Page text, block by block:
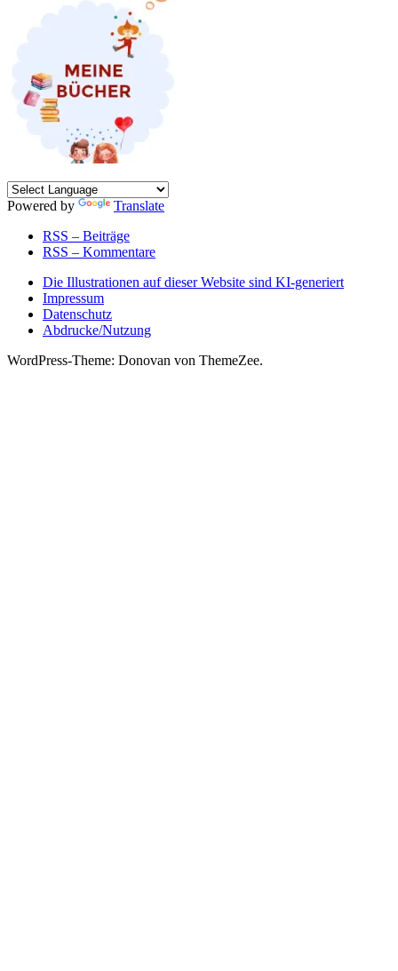
Powered by
Translate
RSS – Beiträge
RSS – Kommentare
Die Illustrationen auf dieser Website sind KI-generiert
Impressum
Datenschutz
Abdrucke/Nutzung
WordPress-Theme: Donovan von ThemeZee.